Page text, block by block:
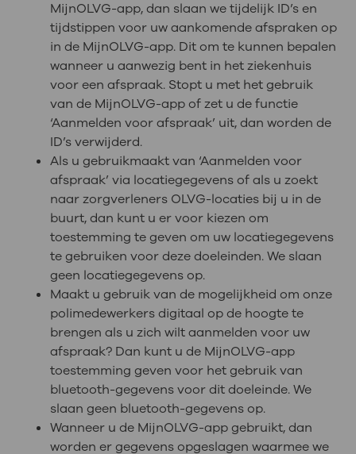
MijnOLVG-app, dan slaan we tijdelijk ID’s en
tijdstippen voor uw aankomende afspraken op
in de MijnOLVG-app. Dit om te kunnen bepalen
wanneer u aanwezig bent in het ziekenhuis
voor een afspraak. Stopt u met het gebruik
van de MijnOLVG-app of zet u de functie
‘Aanmelden voor afspraak’ uit, dan worden de
ID’s verwijderd.
Als u gebruikmaakt van ‘Aanmelden voor
afspraak’ via locatiegegevens of als u zoekt
naar zorgverleners OLVG-locaties bij u in de
buurt, dan kunt u er voor kiezen om
toestemming te geven om uw locatiegegevens
te gebruiken voor deze doeleinden. We slaan
geen locatiegegevens op.
Maakt u gebruik van de mogelijkheid om onze
polimedewerkers digitaal op de hoogte te
brengen als u zich wilt aanmelden voor uw
afspraak? Dan kunt u de MijnOLVG-app
toestemming geven voor het gebruik van
bluetooth-gegevens voor dit doeleinde. We
slaan geen bluetooth-gegevens op.
Wanneer u de MijnOLVG-app gebruikt, dan
worden er gegevens opgeslagen waarmee we